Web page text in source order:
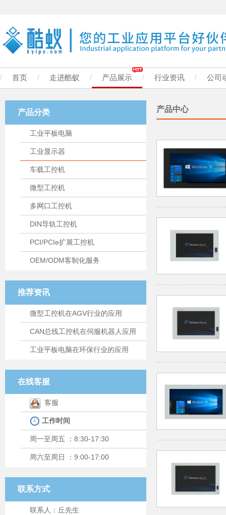
/ 首页 / 走进酷蚁 / 产品展示 / 行业资讯 / 公司
产品分类
工业平板电脑
工业显示器
车载工控机
微型工控机
多网口工控机
DIN导轨工控机
PCI/PCIe扩展工控机
OEM/ODM客制化服务
推荐资讯
微型工控机在AGV行业的应用
CAN总线工控机在伺服机器人应用
工业平板电脑在环保行业的应用
在线客服
客服
工作时间
周一至周五 ：8:30-17:30
周六至周日 ：9:00-17:00
联系方式
联系人：丘先生
产品中心